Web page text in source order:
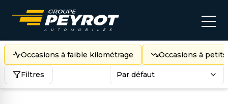
Occasions à faible kilométrage Occasions à
Filtres Par défaut